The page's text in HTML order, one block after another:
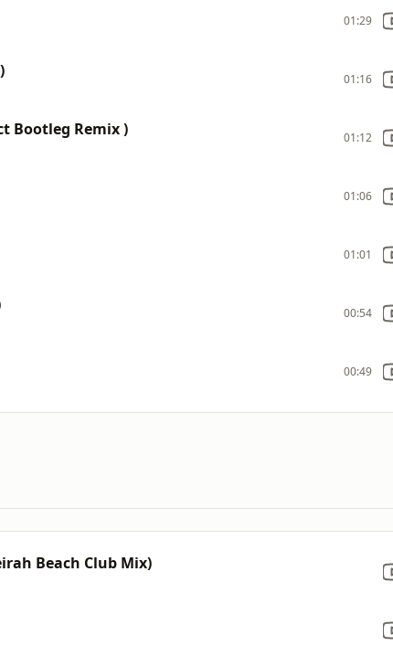
01:29
01:16
Bootleg Remix ) 01:12
01:06
01:01
00:54
00:49
Beach Club Mix)